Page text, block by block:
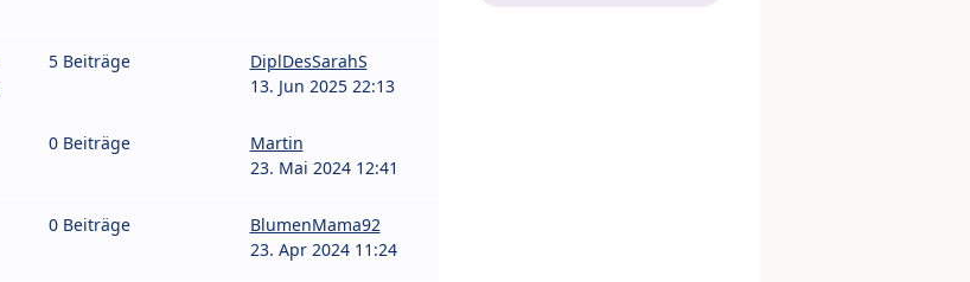
5 Beiträge
DiplDesSarahS
13. Jun 2025 22:13
0 Beiträge
Martin
23. Mai 2024 12:41
0 Beiträge
BlumenMama92
23. Apr 2024 11:24